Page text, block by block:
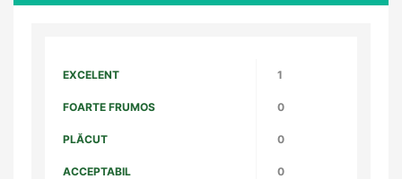
EXCELENT 1
FOARTE FRUMOS 0
PLĂCUT 0
ACCEPTABIL 0